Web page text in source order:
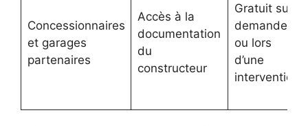
Concessionnaires
et garages
partenaires
Accès à la
documentation
du
constructeur
Gratuit sur
demande
ou lors
d’une
intervention